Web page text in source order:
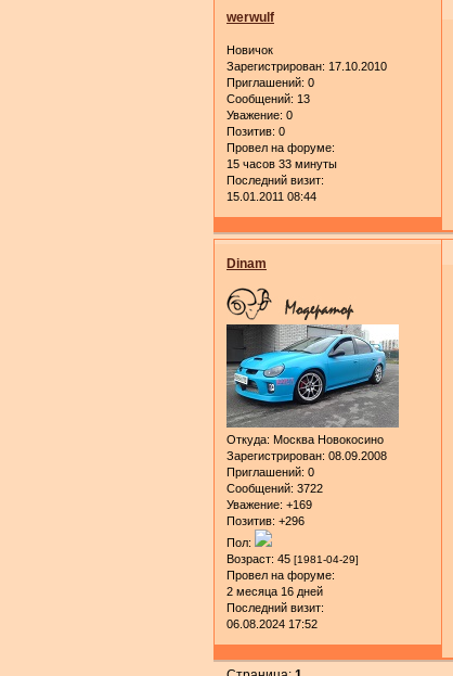
werwulf
Новичок
Зарегистрирован: 17.10.2010
Приглашений: 0
Сообщений: 13
Уважение: 0
Позитив: 0
Провел на форуме:
15 часов 33 минуты
Последний визит:
15.01.2011 08:44
Dinam
Откуда: Москва Новокосино
Зарегистрирован: 08.09.2008
Приглашений: 0
Сообщений: 3722
Уважение: +169
Позитив: +296
Пол:
Возраст: 45 [1981-04-29]
Провел на форуме:
2 месяца 16 дней
Последний визит:
06.08.2024 17:52